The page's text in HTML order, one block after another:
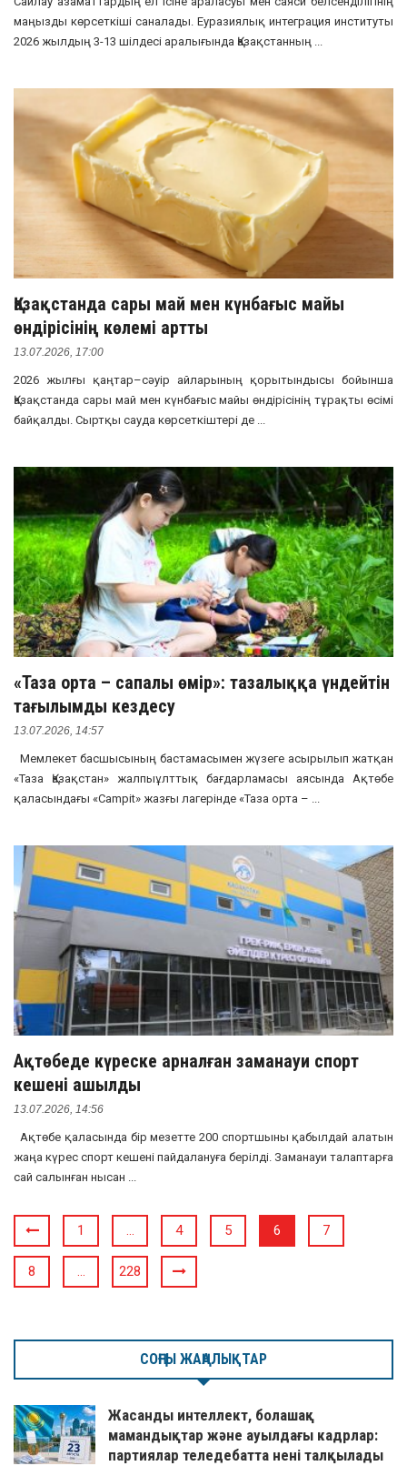
маңызды көрсеткіші саналады. Еуразиялық интеграция институты
2026 жылдың 3-13 шілдесі аралығында Қазақстанның ...
Қазақстанда сары май мен күнбағыс майы
өндірісінің көлемі артты
13.07.2026, 17:00
2026 жылғы қаңтар–сәуір айларының қорытындысы бойынша
Қазақстанда сары май мен күнбағыс майы өндірісінің тұрақты өсімі
байқалды. Сыртқы сауда көрсеткіштері де ...
«Таза орта – сапалы өмір»: тазалыққа үндейтін
тағылымды кездесу
13.07.2026, 14:57
Мемлекет басшысының бастамасымен жүзеге асырылып жатқан
«Таза Қазақстан» жалпыұлттық бағдарламасы аясында Ақтөбе
қаласындағы «Campit» жазғы лагерінде «Таза орта – ...
Ақтөбеде күреске арналған заманауи спорт
кешені ашылды
13.07.2026, 14:56
Ақтөбе қаласында бір мезетте 200 спортшыны қабылдай алатын
жаңа күрес спорт кешені пайдалануға берілді. Заманауи талаптарға
сай салынған нысан ...
1 … 4 5 6 7
8 … 228
СОҢҒЫ ЖАҢАЛЫҚТАР
Жасанды интеллект, болашақ
мамандықтар және ауылдағы кадрлар:
партиялар теледебатта нені талқылады